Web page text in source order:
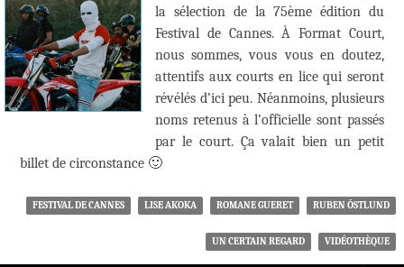
la sélection de la 75ème édition du
Festival de Cannes. À Format Court,
nous sommes, vous vous en doutez,
attentifs aux courts en lice qui seront
révélés d’ici peu. Néanmoins, plusieurs
noms retenus à l’officielle sont passés
par le court. Ça valait bien un petit
billet de circonstance 🙂
FESTIVAL DE CANNES LISE AKOKA ROMANE GUERET RUBEN ÖSTLUND
UN CERTAIN REGARD VIDÉOTHÈQUE